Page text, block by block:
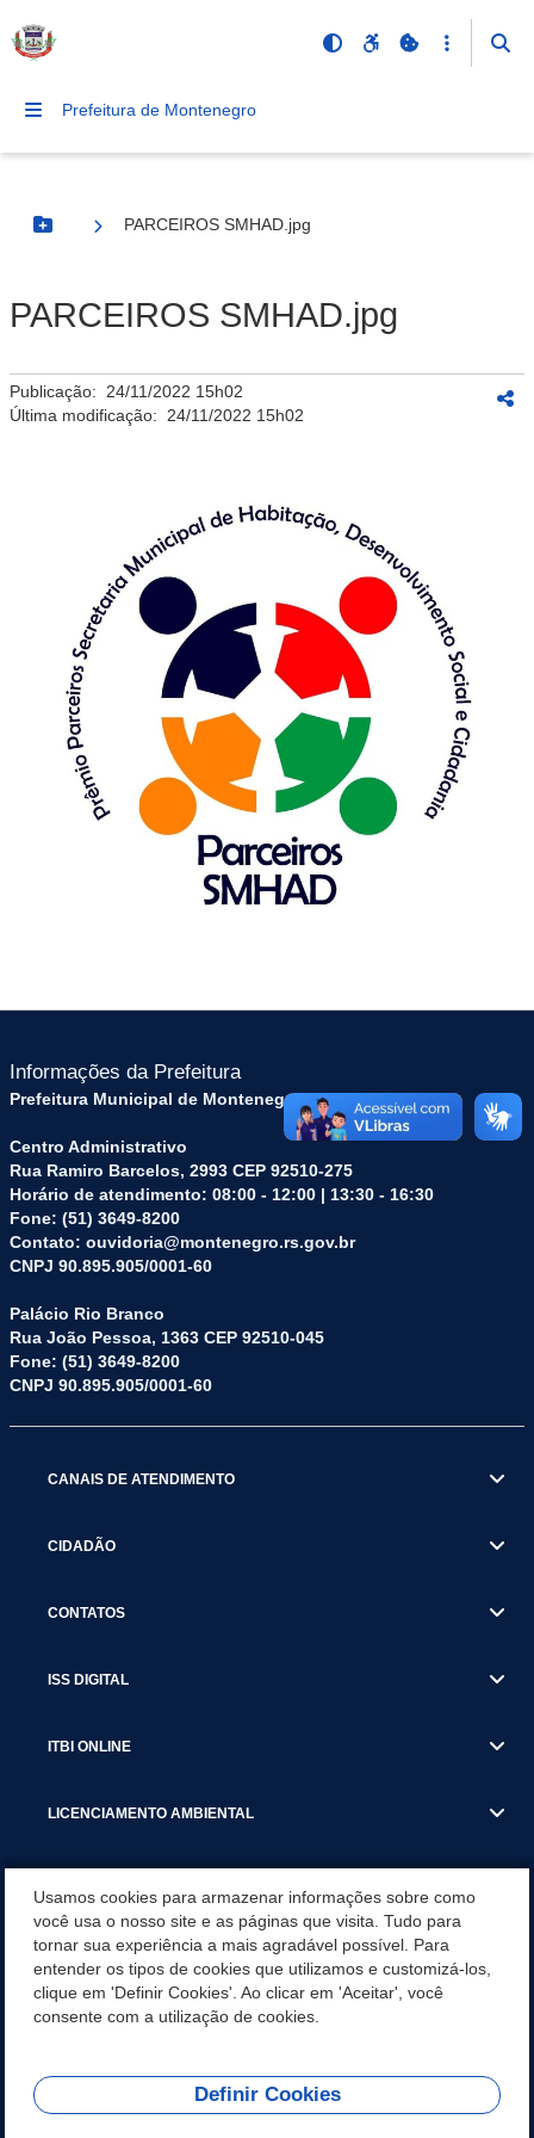
Prefeitura de Montenegro
Botão Menu
PARCEIROS SMHAD.jpg
PARCEIROS SMHAD.jpg
Publicação: 24/11/2022 15h02
Última modificação: 24/11/2022 15h02
Informações da Prefeitura
Prefeitura Municipal de Montenegro (RS)
Centro Administrativo
Rua Ramiro Barcelos, 2993 CEP 92510-275
Horário de atendimento: 08:00 - 12:00 | 13:30 - 16:30
Fone: (51) 3649-8200
Contato: ouvidoria@montenegro.rs.gov.br
CNPJ 90.895.905/0001-60
Palácio Rio Branco
Rua João Pessoa, 1363 CEP 92510-045
Fone: (51) 3649-8200
CNPJ 90.895.905/0001-60
CANAIS DE ATENDIMENTO
CIDADÃO
CONTATOS
ISS DIGITAL
ITBI ONLINE
LICENCIAMENTO AMBIENTAL
SERVIÇOS
SERVIÇOS DO DEPARTAMENTO DE RECEITA MUNICIPAL
REDES SOCIAIS
Usamos cookies para armazenar informações sobre como
você usa o nosso site e as páginas que visita. Tudo para
tornar sua experiência a mais agradável possível. Para
entender os tipos de cookies que utilizamos e customizá-los,
clique em 'Definir Cookies'. Ao clicar em 'Aceitar', você
consente com a utilização de cookies.
Definir Cookies